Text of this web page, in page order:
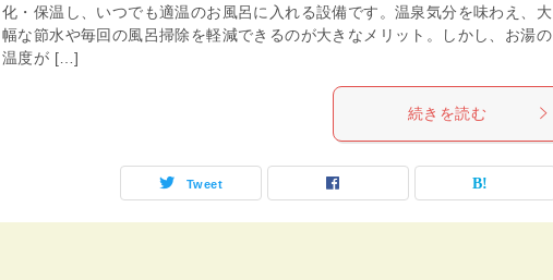
化・保温し、いつでも適温のお風呂に入れる設備です。温泉気分を味わえ、大
幅な節水や毎回の風呂掃除を軽減できるのが大きなメリット。しかし、お湯の
温度が […]
続きを読む
Tweet